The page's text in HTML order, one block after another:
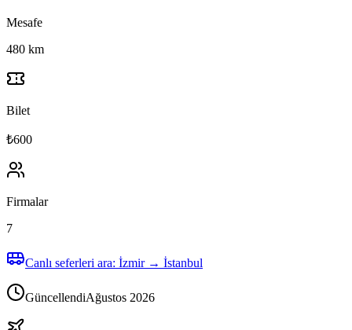
Mesafe
480 km
Bilet
₺600
Firmalar
7
Canlı seferleri ara: İzmir → İstanbul
GüncellendiAğustos 2026